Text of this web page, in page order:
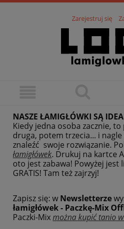
Zarejestruj się
NASZE ŁAMIGŁÓWKI SĄ
Kiedy jedna osoba zacznie,
druga, potem trzecia... i
znaleźć swoje rozwiązanie.
łamigłówek. Drukuj na kartce
oto jest zabawa! Powyżej jest
GRATIS! Tam też zajrzyj!
Zapisz się: w Newsletterze
łamigłówek - Paczkę-Mix
Paczki-Mixmożna kupić tanio